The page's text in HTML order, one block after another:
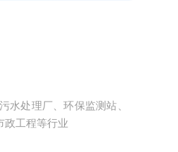
水处理厂、环保监测站、
政工程等行业